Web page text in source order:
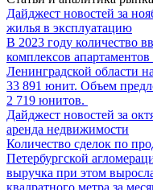
Дайджест новостей за
жилья в эксплуатацию
В 2023 году количество
комплексов
Ленинградской области
33 891 юнит. Объем
2 719 юнитов.
Дайджест новостей за
аренда недвижимости
Количество сделок по
Петербургской
выручка при этом
квадратного метра за